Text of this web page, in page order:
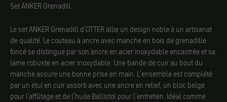
OTTER Messer
Set ANKER Grenadill
Le set ANKER Grenadill d'OTTER allie un design noble à un artisanat
de qualité. Le couteau à ancre avec manche en bois de grenadille
foncé se distingue par son ancre en acier inoxydable encastrée et sa
lame robuste en acier inoxydable. Une bande de cuir au bout du
manche assure une bonne prise en main. L'ensemble est complété
par un étui en cuir assorti avec une ancre en relief, un bloc belge
pour l'affûtage et de l'huile Ballistol pour l'entretien. Idéal comme